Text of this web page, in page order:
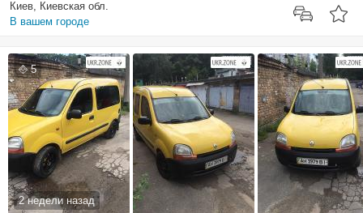
Киев, Киевская обл.
В вашем городе
5
2 недели назад